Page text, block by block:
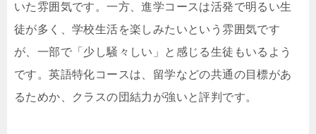
いた雰囲気です。一方、進学コースは活発で明るい生
徒が多く、学校生活を楽しみたいという雰囲気です
が、一部で「少し騒々しい」と感じる生徒もいるよう
です。英語特化コースは、留学などの共通の目標があ
るためか、クラスの団結力が強いと評判です。